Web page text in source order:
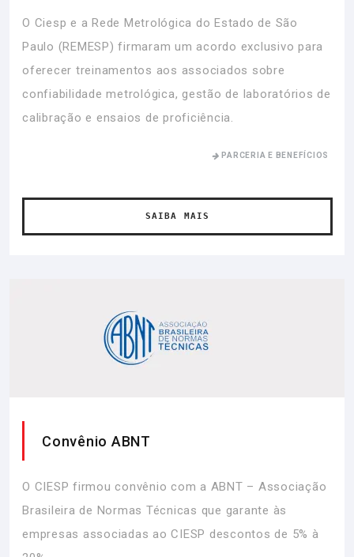
O Ciesp e a Rede Metrológica do Estado de São
Paulo (REMESP) firmaram um acordo exclusivo para
oferecer treinamentos aos associados sobre
confiabilidade metrológica, gestão de laboratórios de
calibração e ensaios de proficiência.
PARCERIA E BENEFÍCIOS
SAIBA MAIS
Convênio ABNT
O CIESP firmou convênio com a ABNT – Associação
Brasileira de Normas Técnicas que garante às
empresas associadas ao CIESP descontos de 5% à